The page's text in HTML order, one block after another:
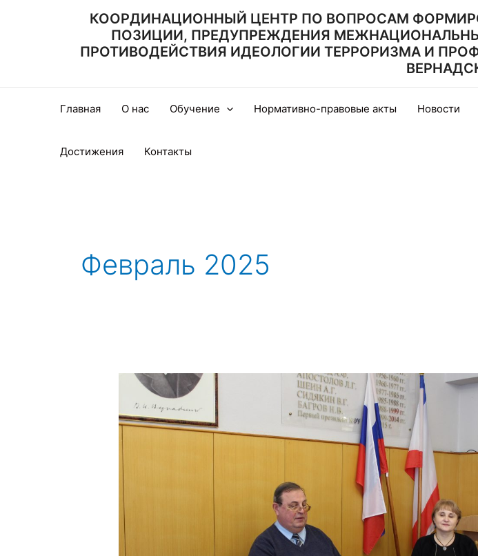
КООРДИНАЦИОННЫЙ ЦЕНТР ПО ВОПРОСАМ
ПОЗИЦИИ, ПРЕДУПРЕЖДЕНИЯ
ПРОТИВОДЕЙСТВИЯ ИДЕОЛОГИИ ТЕРРОРИЗМА И
Главная О нас Обучение Нормативно-правовые акты Новости
Достижения Контакты
Февраль 2025